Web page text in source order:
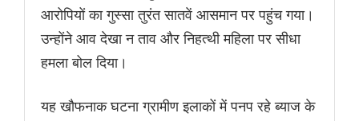
आरोपियों का गुस्सा तुरंत सातवें आसमान पर पहुंच गया।
उन्होंने आव देखा न ताव और निहत्थी महिला पर सीधा
हमला बोल दिया।
यह खौफनाक घटना ग्रामीण इलाकों में पनप रहे ब्याज के